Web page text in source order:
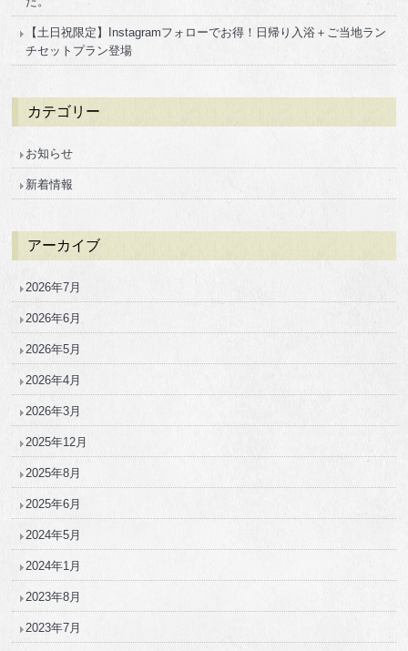
【土日祝限定】Instagramフォローでお得！日帰り入浴＋ご当地ラン
チセットプラン登場
カテゴリー
お知らせ
新着情報
アーカイブ
2026年7月
2026年6月
2026年5月
2026年4月
2026年3月
2025年12月
2025年8月
2025年6月
2024年5月
2024年1月
2023年8月
2023年7月